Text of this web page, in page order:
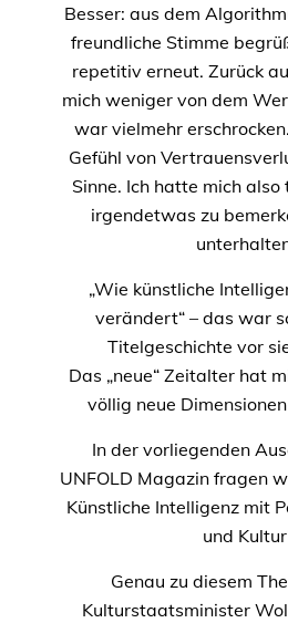
Besser: aus dem
freundliche Stimme
repetitiv erneut. Zurück
mich weniger von dem
war vielmehr
Gefühl von
Sinne. Ich hatte mich
irgendetwas zu
„Wie künstliche
verändert“ – das war
Titelgeschichte vor
Das „neue“ Zeitalter hat
völlig neue
In der vorliegenden
UNFOLD Magazin fragen
Künstliche Intelligenz mit
und
Genau zu diesem
Kulturstaatsminister